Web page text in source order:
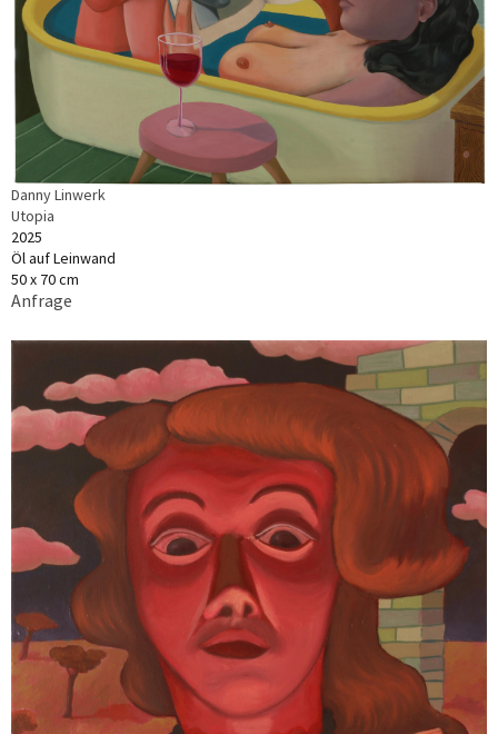
Danny Linwerk
Utopia
2025
Öl auf Leinwand
50 x 70 cm
Anfrage